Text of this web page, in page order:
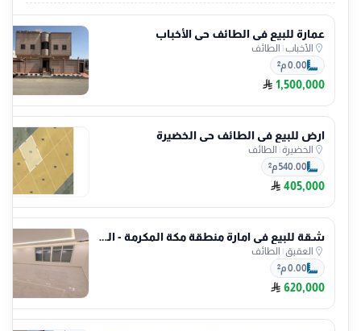
عمارة للبيع في الطائف حي الأخباب
الأخباب| الطائف
0.00 م²
1,500,000
ارض للبيع في الطائف حي الخضيرة
الخضيرة| الطائف
540.00 م²
405,000
شقة للبيع في امارة منطقة مكة المكرمة - الطائف حي العقيق
العقيق| الطائف
0.00 م²
620,000